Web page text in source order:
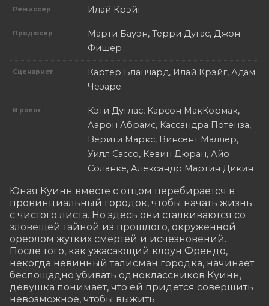
Режиссер Илай Крэйг
Продюсер
Марти Бауэн, Терри Дугас, Джон
Фишер
Сценарист
Картер Бланчард, Илай Крэйг, Адам
Чезаре
В ролях
Кэти Дуглас, Карсон МакКормак,
Аарон Абрамс, Кассандра Потенза,
Верити Маркс, Винсент Маллер,
Уилл Сассо, Кевин Дюран, Айо
Соланке, Александр Мартин Дикин
Юная Куинн вместе с отцом перебирается в
провинциальный городок, чтобы начать жизнь
с чистого листа. Но здесь они сталкиваются со
зловещей тайной из прошлого, окруженной
ореолом жутких смертей и исчезновений.
После того, как ужасающий клоун Френдо,
некогда невинный талисман городка, начинает
беспощадно убивать одноклассников Куинн,
девушка понимает, что ей придется совершить
невозможное, чтобы выжить.